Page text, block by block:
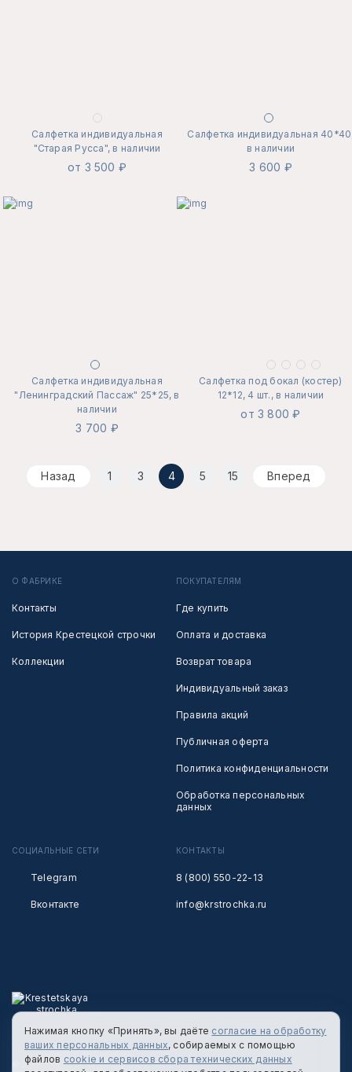
Салфетка индивидуальная
"Старая Русса", в наличии
от 3 500 ₽
Салфетка индивидуальная
в наличии
3 600 ₽
Салфетка индивидуальная
"Ленинградский Пассаж" 25*25, в
наличии
3 700 ₽
Салфетка под бокал (костер)
12*12, 4 шт., в наличии
от 3 800 ₽
Назад 1 3 4 5 15 Вперед
О ФАБРИКЕ
Контакты
История Крестецкой строчки
Коллекции
ПОКУПАТЕЛЯМ
Где купить
Оплата и доставка
Возврат товара
Индивидуальный заказ
Правила акций
Публичная оферта
Политика конфиденциальности
Обработка персональных
данных
СОЦИАЛЬНЫЕ СЕТИ
Telegram
Вконтакте
КОНТАКТЫ
8 (800) 550-22-13
info@krstrochka.ru
© 2026 КРЕСТЕЦКАЯ СТРОЧКА
Нажимая кнопку «Принять», вы даёте согласие на обработку
ваших персональных данных, собираемых с помощью
файлов cookie и сервисов сбора технических данных